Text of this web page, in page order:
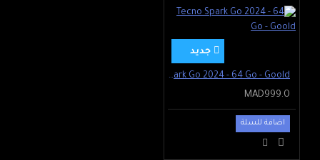
جديد
Tecno Spark Go 2024 - 64 Go - Goold
MAD999.0
اضافة للسلة